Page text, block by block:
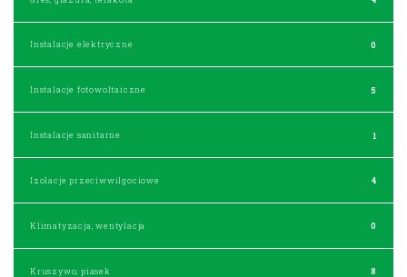
Instalacje elektryczne 0
Instalacje fotowoltaiczne 5
Instalacje sanitarne 1
Izolacje przeciwwilgociowe 4
Klimatyzacja, wentylacja 0
Kruszywo, piasek 8